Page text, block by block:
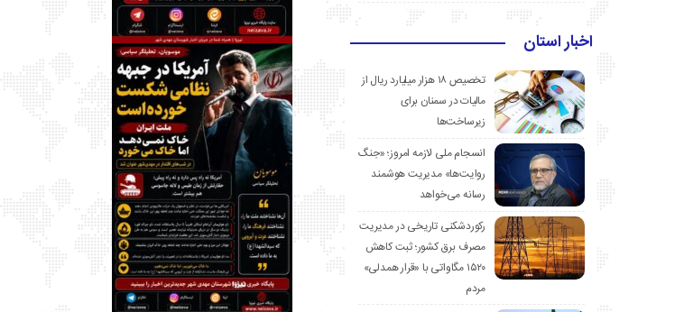
اخبار استان
تخصیص ۱۸ هزار میلیارد ریال از
مالیات در سمنان برای
زیرساخت‌ها
انسجام ملی لازمه امروز؛ «جنگ
روایت‌ها» مدیریت هوشمند
رسانه می‌خواهد
رکوردشکنی تاریخی در مدیریت
مصرف برق کشور؛ ثبت کاهش
۱۵۲۰ مگاواتی با «قرار همدلی»
مردم